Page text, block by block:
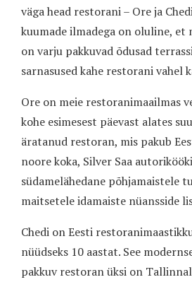
väga head restorani – Ore ja
kuumade ilmadega on oluline,
on varju pakkuvad õdusad
sarnasused kahe restorani vahel
Ore on meie restoranimaailmas
kohe esimesest päevast alates
äratanud restoran, mis pakub
noore koka, Silver Saa
südamelähedane põhjamaistele
maitsetele idamaiste nüansside
Chedi on Eesti
nüüdseks 10 aastat. See
pakkuv restoran üksi on